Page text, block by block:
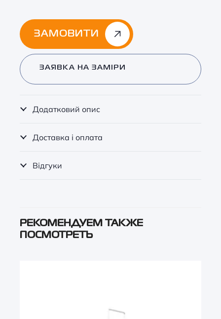
ЗАМОВИТИ
Alternative:
ЗАЯВКА НА ЗАМІРИ
Додатковий опис
Доставка і оплата
Відгуки
РЕКОМЕНДУЕМ ТАКЖЕ
ПОСМОТРЕТЬ